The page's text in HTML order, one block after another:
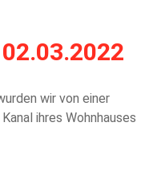
wir von einer
ihres Wohnhauses